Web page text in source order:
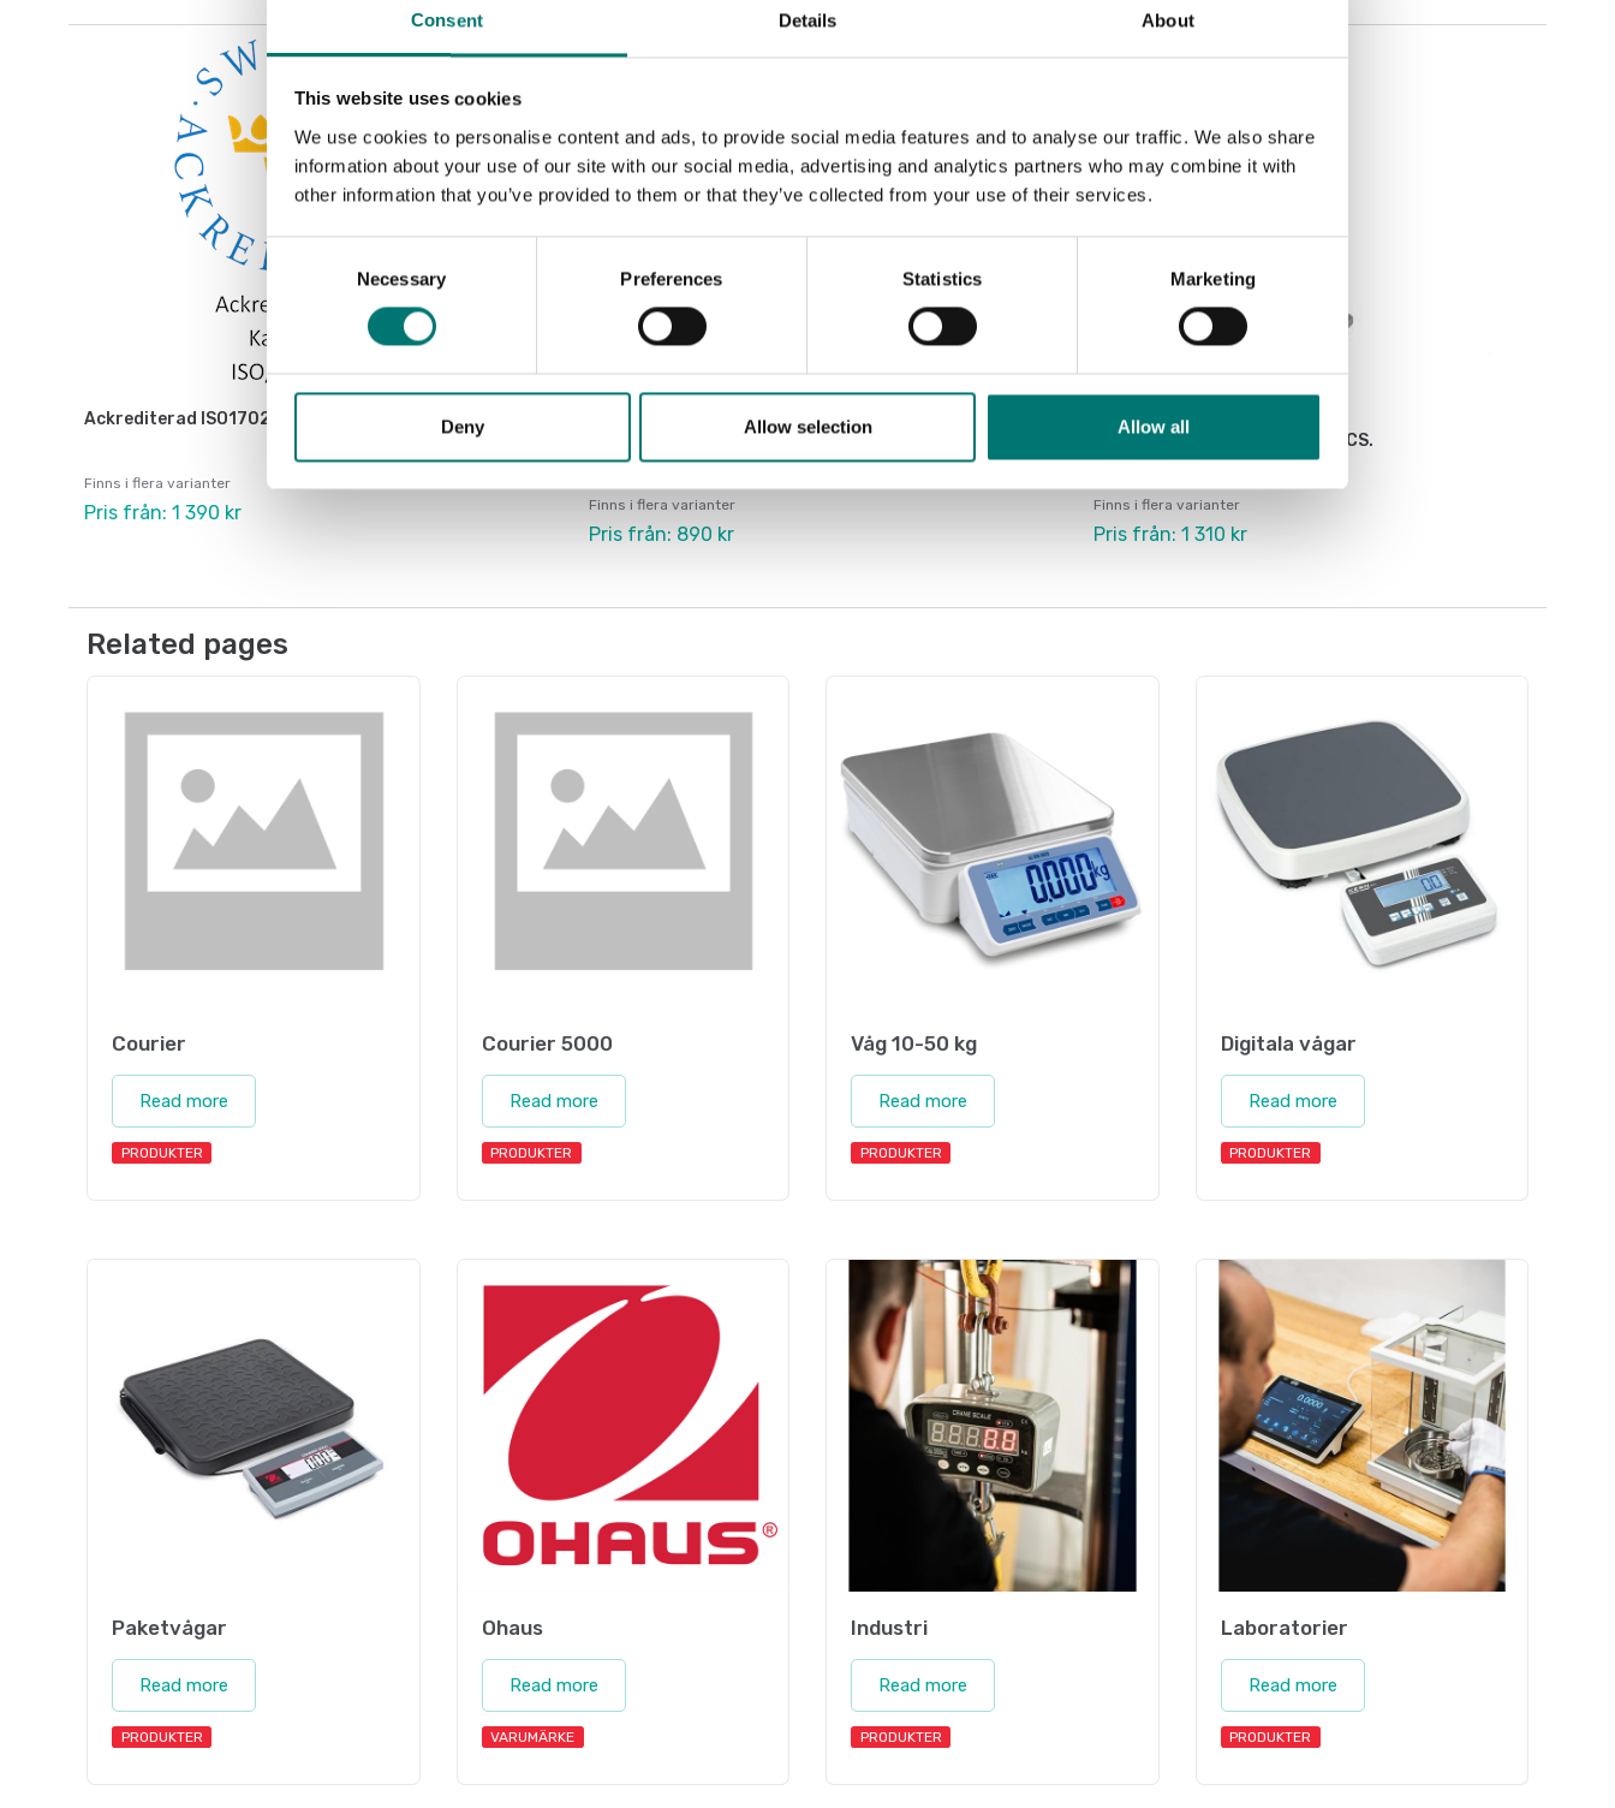
Consent Details About
This website uses cookies
We use cookies to personalise content and ads, to provide social media features and to analyse our traffic. We also share
information about your use of our site with our social media, advertising and analytics partners who may combine it with
other information that you’ve provided to them or that they’ve collected from your use of their services.
Consent
Necessary Preferences Statistics Marketing
Deny Allow selection Allow all
Ackrediterad ISO17025 kalibrering
Finns i flera varianter
Pris från: 1 390 kr
Kalibrering av våg inkl protokoll
Finns i flera varianter
Pris från: 890 kr
Bordsvågar
Pelare till Ohaus C52, C71 och CS.
Finns i flera varianter
Pris från: 1 310 kr
Related pages
Courier
Read more
PRODUKTER
Courier 5000
Read more
PRODUKTER
Våg 10-50 kg
Read more
PRODUKTER
Digitala vågar
Read more
PRODUKTER
Paketvågar
Read more
PRODUKTER
Ohaus
Read more
VARUMÄRKE
Industri
Read more
PRODUKTER
Laboratorier
Read more
PRODUKTER